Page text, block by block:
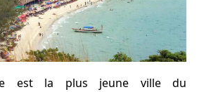
est la plus jeune ville du